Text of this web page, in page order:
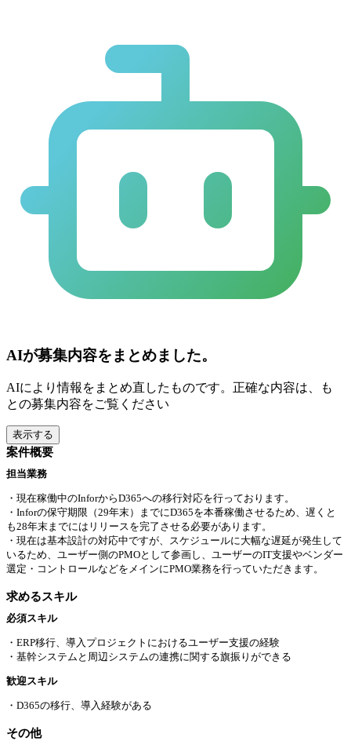
AIが募集内容をまとめました。
AIにより情報をまとめ直したものです。正確な内容は、も
との募集内容をご覧ください
表示する
案件概要
担当業務
・現在稼働中のInforからD365への移行対応を行っております。
・Inforの保守期限（29年末）までにD365を本番稼働させるため、遅くと
も28年末までにはリリースを完了させる必要があります。
・現在は基本設計の対応中ですが、スケジュールに大幅な遅延が発生して
いるため、ユーザー側のPMOとして参画し、ユーザーのIT支援やベンダー
選定・コントロールなどをメインにPMO業務を行っていただきます。
求めるスキル
必須スキル
・ERP移行、導入プロジェクトにおけるユーザー支援の経験
・基幹システムと周辺システムの連携に関する旗振りができる
歓迎スキル
・D365の移行、導入経験がある
その他